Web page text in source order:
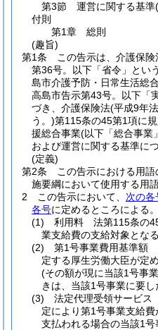
第3節
運営に関する基準
付則
第1章
総則
(趣旨)
第1条
この告示は、介護保険
第36号。以下「省令」とい
島市介護予防・日常生活総
高島市告示第43号。以下「
づき、介護保険法(平成9年
う。)第115条の45第1項に
援総合事業(以下「総合事業
および運営に関する基準に
(定義)
第2条
この告示における用
施要綱において使用する用
2
この告示において、 次の各
各号に定めるところによる。
(1)
利用料 法第115条の
業支給費の支給対象とな
(2)
第1号事業費用基準額
定する厚生労働大臣が定
(その額が現に当該1号事
きは、当該1号事業に要し
(3)
法定代理受領サービ
定により第1号事業支給
支払われる場合の当該1